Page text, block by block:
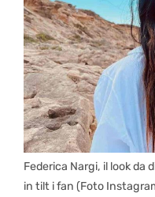
Federica Nargi, il look
in tilt i fan (Foto